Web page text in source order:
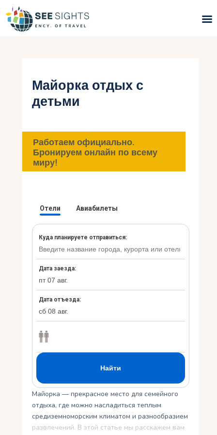
Горящие туры
Типы Туров
Инфо
Блог
Укр
Майорка отдых с
детьми
Работаем официально.
Бронируем онлайн по всему
миру!
Майорка — прекрасное место для семейного
отдыха, где можно насладиться теплым
средиземноморским климатом и разнообразием
развлечений. В этой статье мы расскажем вам